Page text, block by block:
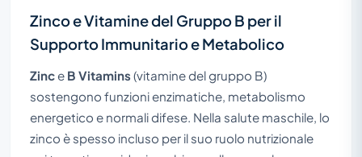
Zinco e Vitamine del Gruppo B per il
Supporto Immunitario e Metabolico
Zince B Vitamins(vitamine del gruppo B)
sostengono funzioni enzimatiche, metabolismo
energetico e normali difese. Nella salute maschile, lo
zinco è spesso incluso per il suo ruolo nutrizionale